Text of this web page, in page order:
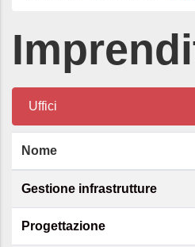
Uffici
Nome
Gestione infrastrutture
Progettazione